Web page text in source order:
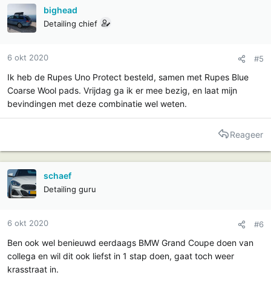
bighead
Detailing chief
6 okt 2020 #5
Ik heb de Rupes Uno Protect besteld, samen met Rupes Blue
Coarse Wool pads. Vrijdag ga ik er mee bezig, en laat mijn
bevindingen met deze combinatie wel weten.
Reageer
schaef
Detailing guru
6 okt 2020 #6
Ben ook wel benieuwd eerdaags BMW Grand Coupe doen van
collega en wil dit ook liefst in 1 stap doen, gaat toch weer
krasstraat in.